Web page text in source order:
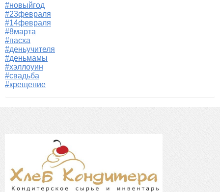
#новыйгод
#23февраля
#14февраля
#8марта
#пасха
#деньучителя
#деньмамы
#хэллоуин
#свадьба
#крещение